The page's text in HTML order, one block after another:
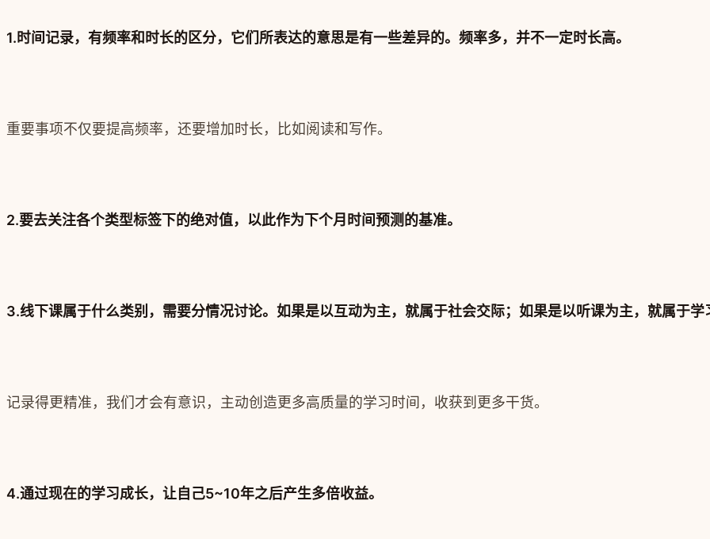
1.时间记录，有频率和时长的区分，它们所表达的意思是有一些差异的。频率多，并不一定时长高。
重要事项不仅要提高频率，还要增加时长，比如阅读和写作。
2.要去关注各个类型标签下的绝对值，以此作为下个月时间预测的基准。
3.线下课属于什么类别，需要分情况讨论。如果是以互动为主，就属于社会交际；如果是以听课为主，就属于学
记录得更精准，我们才会有意识，主动创造更多高质量的学习时间，收获到更多干货。
4.通过现在的学习成长，让自己5~10年之后产生多倍收益。